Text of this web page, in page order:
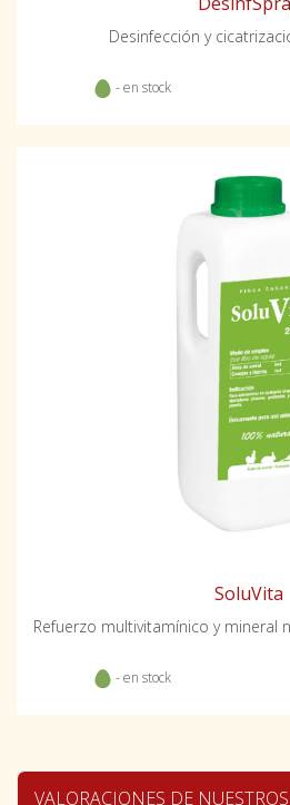
Desinfección y
- en stock
SoluVita
- en stock
VALORACIONES DE